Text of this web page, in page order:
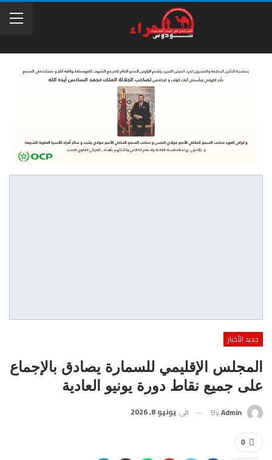
جديد الأخبار
المجلس الإقليمي للسمارة يصادق بالإجماع
على جميع نقاط دورة يونيو العادية
ByAdmin في يونيو 8, 2026
0